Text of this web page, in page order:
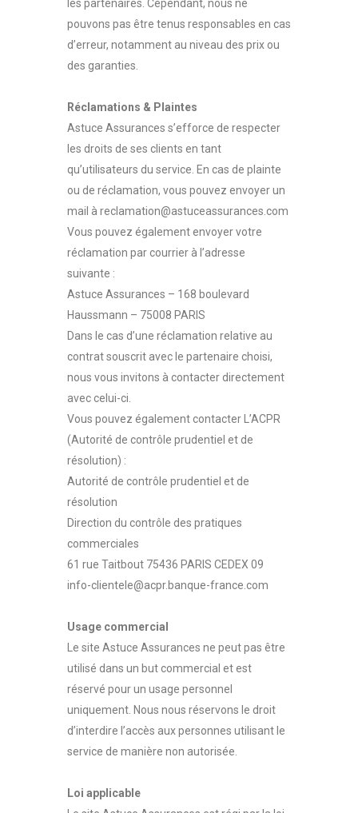
les partenaires. Cependant, nous ne
pouvons pas être tenus responsables en cas
d’erreur, notamment au niveau des prix ou
des garanties.
Réclamations & Plaintes
Astuce Assurances s’efforce de respecter
les droits de ses clients en tant
qu’utilisateurs du service. En cas de plainte
ou de réclamation, vous pouvez envoyer un
mail à reclamation@astuceassurances.com
Vous pouvez également envoyer votre
réclamation par courrier à l’adresse
suivante :
Astuce Assurances – 168 boulevard
Haussmann – 75008 PARIS
Dans le cas d’une réclamation relative au
contrat souscrit avec le partenaire choisi,
nous vous invitons à contacter directement
avec celui-ci.
Vous pouvez également contacter L’ACPR
(Autorité de contrôle prudentiel et de
résolution) :
Autorité de contrôle prudentiel et de
résolution
Direction du contrôle des pratiques
commerciales
61 rue Taitbout 75436 PARIS CEDEX 09
info-clientele@acpr.banque-france.com
Usage commercial
Le site Astuce Assurances ne peut pas être
utilisé dans un but commercial et est
réservé pour un usage personnel
uniquement. Nous nous réservons le droit
d’interdire l’accès aux personnes utilisant le
service de manière non autorisée.
Loi applicable